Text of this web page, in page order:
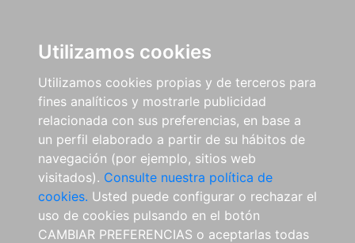
Utilizamos cookies
Utilizamos cookies propias y de terceros para
fines analíticos y mostrarle publicidad
relacionada con sus preferencias, en base a
un perfil elaborado a partir de su hábitos de
navegación (por ejemplo, sitios web
visitados). Consulte nuestra política de
cookies. Usted puede configurar o rechazar el
uso de cookies pulsando en el botón
CAMBIAR PREFERENCIAS o aceptarlas todas